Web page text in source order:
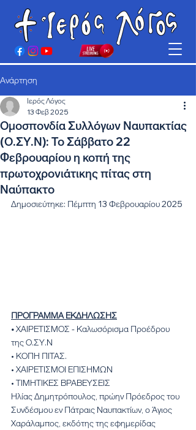
Ανάρτηση
Ομοσπονδία Συλλόγων Ναυπακτίας
(Ο.ΣΥ.Ν): Το Σάββατο 22
Φεβρουαρίου η κοπή της
πρωτοχρονιάτικης πίτας στη
Ναύπακτο
Ιερός Λόγος
13 Φεβ 2025
Δημοσιεύτηκε: Πέμπτη 13 Φεβρουαρίου 2025
ΠΡΟΓΡΑΜΜΑ ΕΚΔΗΛΩΣΗΣ
• ΧΑΙΡΕΤΙΣΜΟΣ - Καλωσόρισμα Προέδρου
της Ο.ΣΥ.Ν
• ΚΟΠΗ ΠΙΤΑΣ.
• ΧΑΙΡΕΤΙΣΜΟΙ ΕΠΙΣΗΜΩΝ
• ΤΙΜΗΤΙΚΕΣ ΒΡΑΒΕΥΣΕΙΣ
Ηλίας Δημητρόπουλος, πρώην Πρόεδρος του
Συνδέσμου εν Πάτραις Ναυπακτίων, ο Άγιος
Χαράλαμπος, εκδότης της εφημερίδας